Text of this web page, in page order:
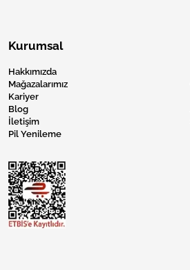
Kurumsal
Hakkımızda
Mağazalarımız
Kariyer
Blog
İletişim
Pil Yenileme